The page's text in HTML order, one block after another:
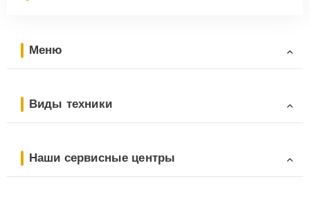
Меню
Виды техники
Наши сервисные центры